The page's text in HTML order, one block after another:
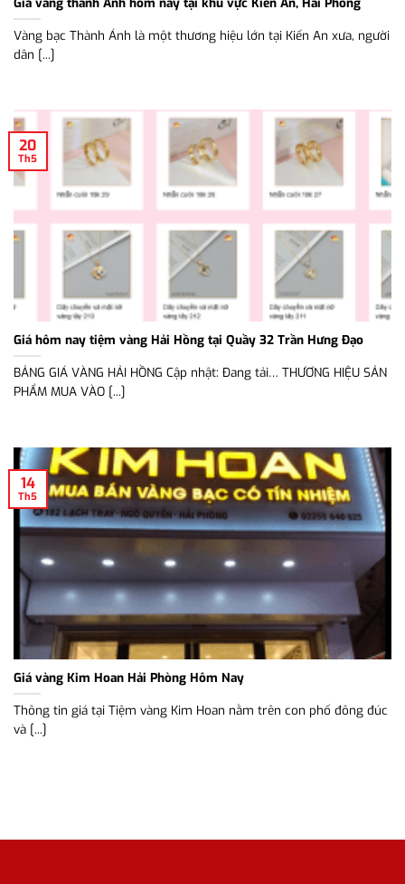
Vàng bạc Thành Ánh là một thương hiệu lớn tại Kiến An xưa, người
dân [...]
Giá hôm nay tiệm vàng Hải Hồng tại Quầy 32 Trần Hưng Đạo
BẢNG GIÁ VÀNG HẢI HỒNG Cập nhật: Đang tải… THƯƠNG HIỆU SẢN
PHẨM MUA VÀO [...]
20
Th5
Giá vàng Kim Hoan Hải Phòng Hôm Nay
Thông tin giá tại Tiệm vàng Kim Hoan nằm trên con phố đông đúc
và [...]
14
Th5